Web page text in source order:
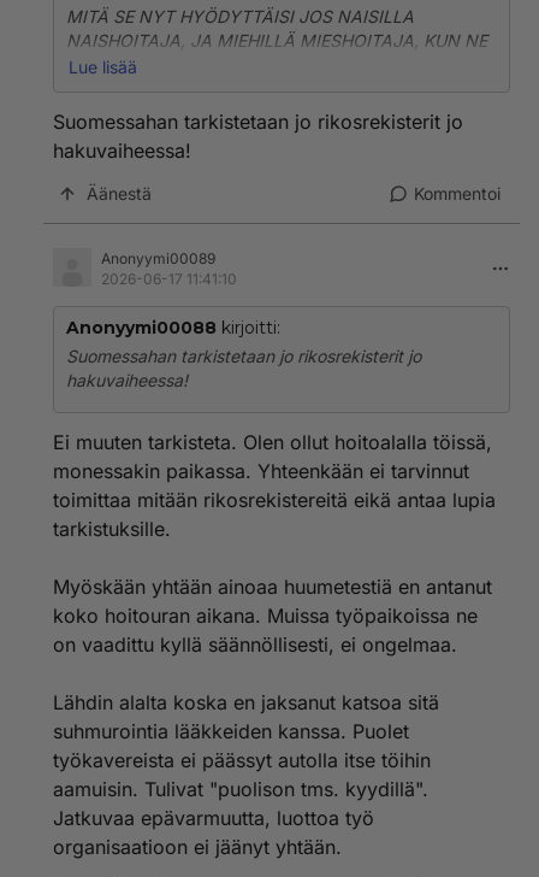
MITÄ SE NYT HYÖDYTTÄISI JOS NAISILLA
NAISHOITAJA, JA MIEHILLÄ MIESHOITAJA, KUN NE
KUSIPÄÄTHÄN RAISKAA MIEHIJÄKIN . ENSINNÄKIN
HEILTÄ PITÄISI TARKISTAA RIKOSREKISTERI JA
KOSKAAN EIKÄ MISSÄÄN OLOSUHTEISSA
YHTÄKÄÄN ULKOMAALAISTA MIESTÄ
VANHUSTENHOITOON, JA KAIKILTA RAISKAAJILTA
LOPPU-ELÄMÄ
Lue lisää
Suomessahan tarkistetaan jo rikosrekisterit jo
hakuvaiheessa!
Äänestä Kommentoi
Anonyymi00089
2026-06-17 11:41:10
Anonyymi00088 kirjoitti:
Suomessahan tarkistetaan jo rikosrekisterit jo
hakuvaiheessa!
Ei muuten tarkisteta. Olen ollut hoitoalalla töissä,
monessakin paikassa. Yhteenkään ei tarvinnut
toimittaa mitään rikosrekistereitä eikä antaa lupia
tarkistuksille.
Myöskään yhtään ainoaa huumetestiä en antanut
koko hoitouran aikana. Muissa työpaikoissa ne
on vaadittu kyllä säännöllisesti, ei ongelmaa.
Lähdin alalta koska en jaksanut katsoa sitä
suhmurointia lääkkeiden kanssa. Puolet
työkavereista ei päässyt autolla itse töihin
aamuisin. Tulivat "puolison tms. kyydillä".
Jatkuvaa epävarmuutta, luottoa työ
organisaatioon ei jäänyt yhtään.